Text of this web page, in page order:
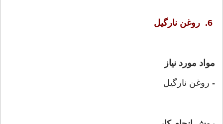
مواد مورد نیاز
- روغن نارگیل